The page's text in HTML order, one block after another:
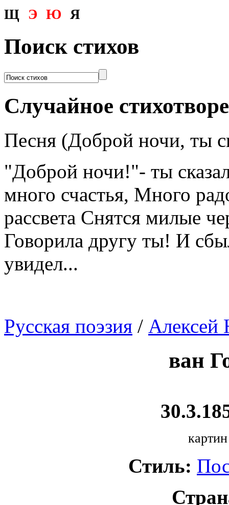
Щ Э Ю Я
Поиск стихов
Случайное
Песня (Доброй ночи, ты
"Доброй ночи!"- ты
много счастья, Много
рассвета Снятся милые
Говорила другу ты! И
увидел...
Русская поэзия / Алексей
ван
Стиль: